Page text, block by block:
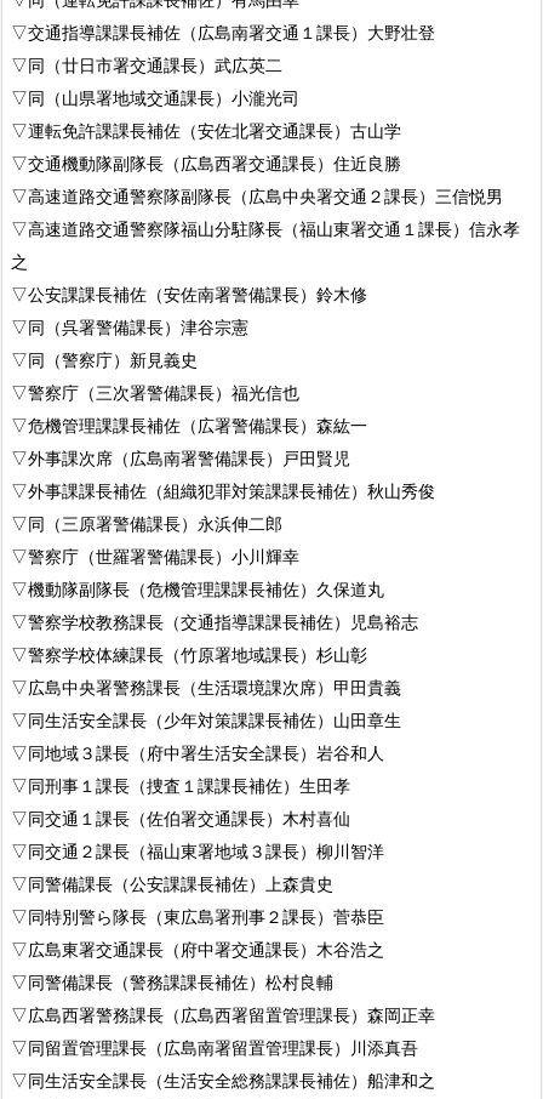
▽交通指導課課長補佐（広島南署交通１課長）大野壮登
▽同（廿日市署交通課長）武広英二
▽同（山県署地域交通課長）小瀧光司
▽運転免許課課長補佐（安佐北署交通課長）古山学
▽交通機動隊副隊長（広島西署交通課長）住近良勝
▽高速道路交通警察隊副隊長（広島中央署交通２課長）三信悦男
▽高速道路交通警察隊福山分駐隊長（福山東署交通１課長）信永孝
之
▽公安課課長補佐（安佐南署警備課長）鈴木修
▽同（呉署警備課長）津谷宗憲
▽同（警察庁）新見義史
▽警察庁（三次署警備課長）福光信也
▽危機管理課課長補佐（広署警備課長）森紘一
▽外事課次席（広島南署警備課長）戸田賢児
▽外事課課長補佐（組織犯罪対策課課長補佐）秋山秀俊
▽同（三原署警備課長）永浜伸二郎
▽警察庁（世羅署警備課長）小川輝幸
▽機動隊副隊長（危機管理課課長補佐）久保道丸
▽警察学校教務課長（交通指導課課長補佐）児島裕志
▽警察学校体練課長（竹原署地域課長）杉山彰
▽広島中央署警務課長（生活環境課次席）甲田貴義
▽同生活安全課長（少年対策課課長補佐）山田章生
▽同地域３課長（府中署生活安全課長）岩谷和人
▽同刑事１課長（捜査１課課長補佐）生田孝
▽同交通１課長（佐伯署交通課長）木村喜仙
▽同交通２課長（福山東署地域３課長）柳川智洋
▽同警備課長（公安課課長補佐）上森貴史
▽同特別警ら隊長（東広島署刑事２課長）菅恭臣
▽広島東署交通課長（府中署交通課長）木谷浩之
▽同警備課長（警務課課長補佐）松村良輔
▽広島西署警務課長（広島西署留置管理課長）森岡正幸
▽同留置管理課長（広島南署留置管理課長）川添真吾
▽同生活安全課長（生活安全総務課課長補佐）船津和之